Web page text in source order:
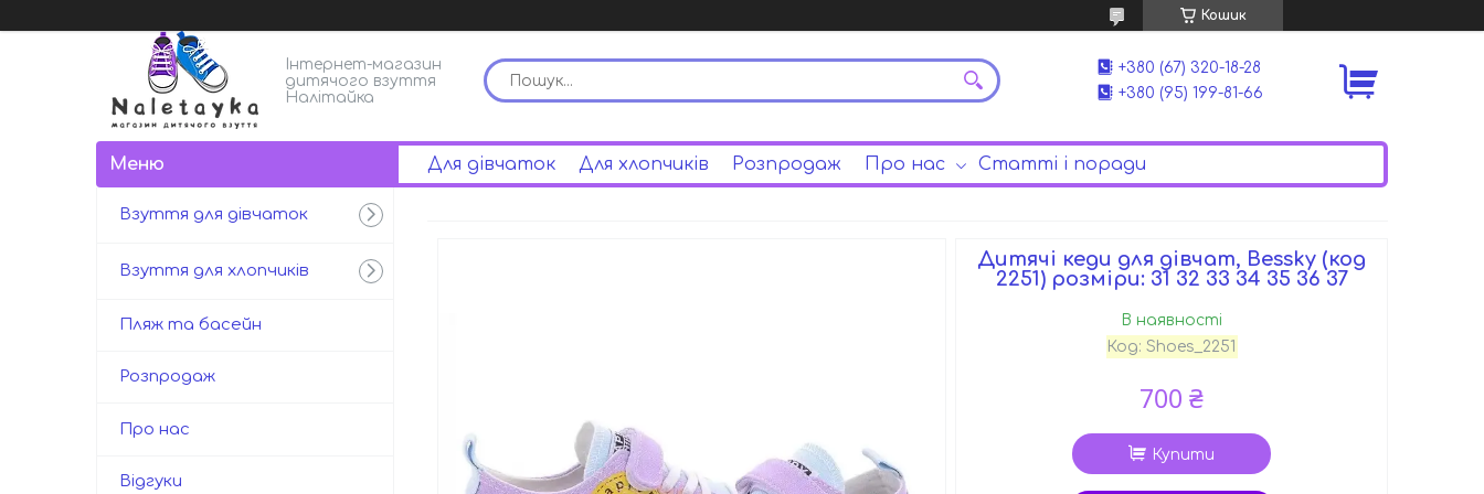
Кошик
Інтернет-магазин
дитячого взуття
Налітайка
+380 (67) 320-18-28
+380 (95) 199-81-66
Для дівчаток Для хлопчиків Розпродаж Про нас Статті і поради
Дитячі кеди для дівчат, Bessky (код
2251) розміри: 31 32 33 34 35 36 37
В наявності
Код: Shoes_2251
700 ₴
Купити
Взуття для дівчаток
Взуття для хлопчиків
Пляж та басейн
Розпродаж
Про нас
Відгуки